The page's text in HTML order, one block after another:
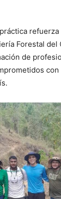
Forestal del
de